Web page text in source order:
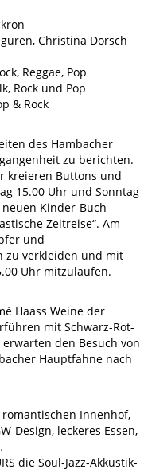
Christina Dorsch
Reggae, Pop
Rock und Pop
& Rock
des Hambacher
zu berichten.
kreieren Buttons und
15.00 Uhr und Sonntag
Kinder-Buch
Zeitreise“. Am
und
zu verkleiden und mit
Uhr mitzulaufen.
Haass Weine der
mit Schwarz-Rot-
den Besuch von
Hauptfahne nach
Innenhof,
Design, leckeres Essen,
die Soul-Jazz-Akkustik-